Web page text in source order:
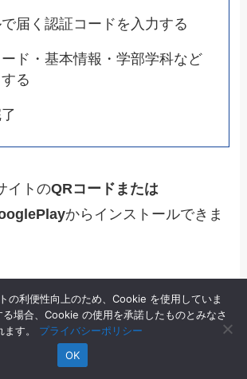
届く認証コードを入力する
ド・基本情報・学部学科など
る
イトのQRコードまたは
からインストールできま
トール後の登録手順はWebと同様
の利便性向上のため、Cookie を使用していま
場合、Cookie の使用を承諾したものとみなさ
ます。 プライバシーポリシー
OK